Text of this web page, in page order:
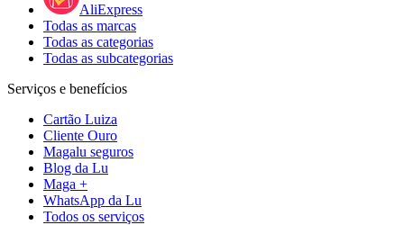
AliExpress
Todas as marcas
Todas as categorias
Todas as subcategorias
Serviços e benefícios
Cartão Luiza
Cliente Ouro
Magalu seguros
Blog da Lu
Maga +
WhatsApp da Lu
Todos os serviços